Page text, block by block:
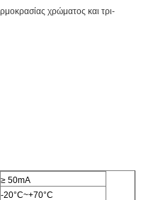
χρώματος και τρι-
≥ 50mA
-20°C~+70°C